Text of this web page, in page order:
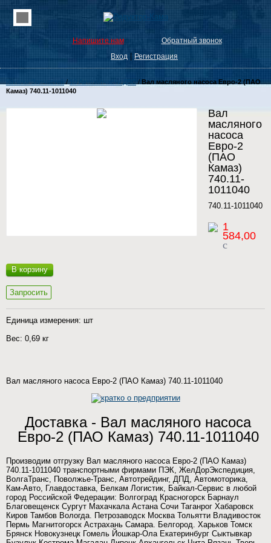
Напишите нам
Обратный звонок
Вход
Регистрация
Каталог Запчастей/10 Автозапчасти ДВС/Вал масляного насоса Евро-2 (ПАО
Камаз) 740.11-1011040
Вал
масляного
насоса
Евро-2
(ПАО
Камаз)
740.11-
1011040
740.11-1011040
1
584,00
c
В корзину
Запросить
Единица измерения: шт
Вес: 0,69 кг
Вал масляного насоса Евро-2 (ПАО Камаз) 740.11-1011040
Доставка - Вал масляного насоса
Евро-2 (ПАО Камаз) 740.11-1011040
Производим отгрузку Вал масляного насоса Евро-2 (ПАО Камаз)
740.11-1011040 транспортными фирмами ПЭК, ЖелДорЭкспедиция,
ВолгаТранс, Поволжье-Транс, Автотрейдинг, ДПД, Автомоторика,
Кам-Авто, Главдоставка, Белкам Логистик, Байкал-Сервис в любой
город Российской Федерации: Волгоград Красногорск Барнаул
Благовещенск Сургут Махачкала Астана Сочи Таганрог Хабаровск
Киров Тамбов Вологда. Петрозаводск Москва Тольятти Владивосток
Пермь Магнитогорск Астрахань Самара. Белгород. Харьков Томск
Брянск Новокузнецк Гомель Йошкар-Ола Екатеринбург Сыктывкар